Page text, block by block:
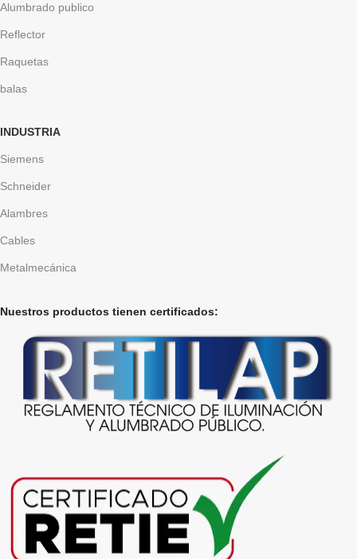
Alumbrado publico
Reflector
Raquetas
balas
INDUSTRIA
Siemens
Schneider
Alambres
Cables
Metalmecánica
Nuestros productos tienen certificados: